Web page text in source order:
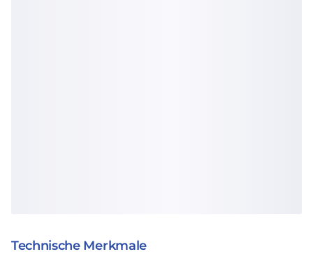
Technische Merkmale